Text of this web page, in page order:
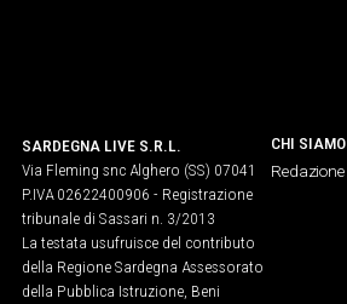
SARDEGNA LIVE S.R.L.
Via Fleming snc Alghero (SS) 07041
P.IVA 02622400906 - Registrazione
tribunale di Sassari n. 3/2013
La testata usufruisce del contributo
della Regione Sardegna Assessorato
della Pubblica Istruzione, Beni
CHI SIAMO
Redazione